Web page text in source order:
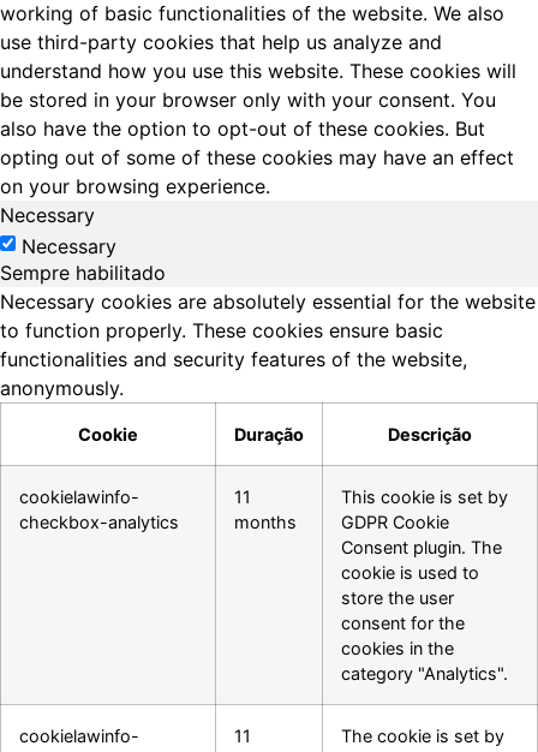
working of basic functionalities of the website. We also
use third-party cookies that help us analyze and
understand how you use this website. These cookies will
be stored in your browser only with your consent. You
also have the option to opt-out of these cookies. But
opting out of some of these cookies may have an effect
on your browsing experience.
Necessary
Necessary
Sempre habilitado
Necessary cookies are absolutely essential for the website
to function properly. These cookies ensure basic
functionalities and security features of the website,
anonymously.
Cookie Duração Descrição
cookielawinfo-
checkbox-analytics
11
months
This cookie is set by
GDPR Cookie
Consent plugin. The
cookie is used to
store the user
consent for the
cookies in the
category "Analytics".
cookielawinfo-
11
The cookie is set by